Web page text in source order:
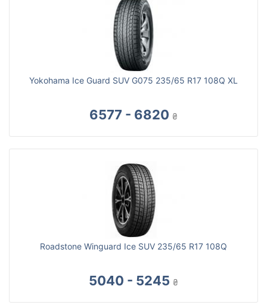
Yokohama Ice Guard SUV G075 235/65 R17 108Q XL
6577 - 6820 ₴
Roadstone Winguard Ice SUV 235/65 R17 108Q
5040 - 5245 ₴